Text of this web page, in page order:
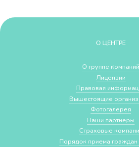
О ЦЕНТРЕ
О группе компаний
Лицензии
Правовая
Вышестоящие
Фотогалерея
Наши партнеры
Страховые
Порядок приема